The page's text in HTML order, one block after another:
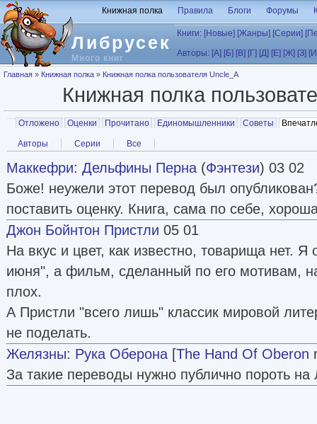
Перейти к основному содержанию
Либрусек
Много книг
Книжная полка Правила Блоги Форумы
Книги: [Новые] [Жанры] [Серии]
Авторы: [А] [Б] [В] [Г] [Д] [Е] [Ж] [З]
Вы здесь
Главная » Книжная полка » Книжная полка пользователя Uncle_A
Книжная полка
Главные вкладки
Отложено Оценки Прочитано Единомышленники Советы
Вторичные вкладки
Авторы Серии Все
Маккефри: Дельфины Перна (Фэнтези) 03 02
Боже! неужели этот перевод был
поставить оценку. Книга, сама по себе,
Джон Бойнтон Пристли 05 01
На вкус и цвет, как известно, товарища нет.
июня", а фильм, сделанный по его мотивам,
плох.
А Пристли "всего лишь" классик мировой
не поделать.
Желязны: Рука Оберона [The Hand Of Oberon
За такие переводы нужно публично пороть